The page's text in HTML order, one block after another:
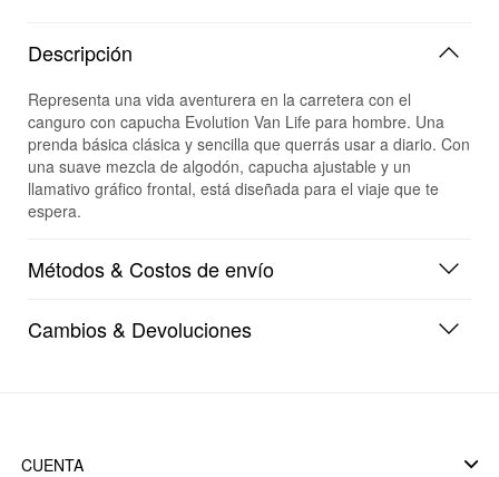
Descripción
Representa una vida aventurera en la carretera con el
canguro con capucha Evolution Van Life para hombre. Una
prenda básica clásica y sencilla que querrás usar a diario. Con
una suave mezcla de algodón, capucha ajustable y un
llamativo gráfico frontal, está diseñada para el viaje que te
espera.
Métodos & Costos de envío
Cambios & Devoluciones
CUENTA